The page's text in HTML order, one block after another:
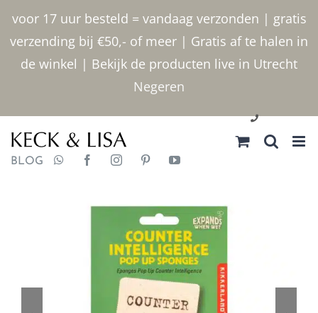
voor 17 uur besteld = vandaag verzonden | gratis
verzending bij €50,- of meer | Gratis af te halen in
de winkel | Bekijk de producten live in Utrecht
Negeren
inhoud
030 2400000
BLOG